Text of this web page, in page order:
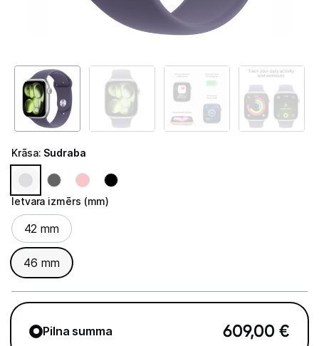
Viedpulksteņi
Fitnesa aproces
Aksesuāri viedpulksteņiem
Droni un piederumi
Izklaide un atpūta
GPS
Elektrostacijas un saules paneļi
Zāles pļāvēji roboti
Sadzīves tehnika
Krāsa: Sudraba
Ietvara izmērs (mm)
Ietvara izmērs (mm)
42 mm
46 mm
Pilna summa 609,00 €